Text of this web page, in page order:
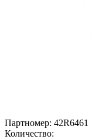
Партномер: 42R6461
Количество: